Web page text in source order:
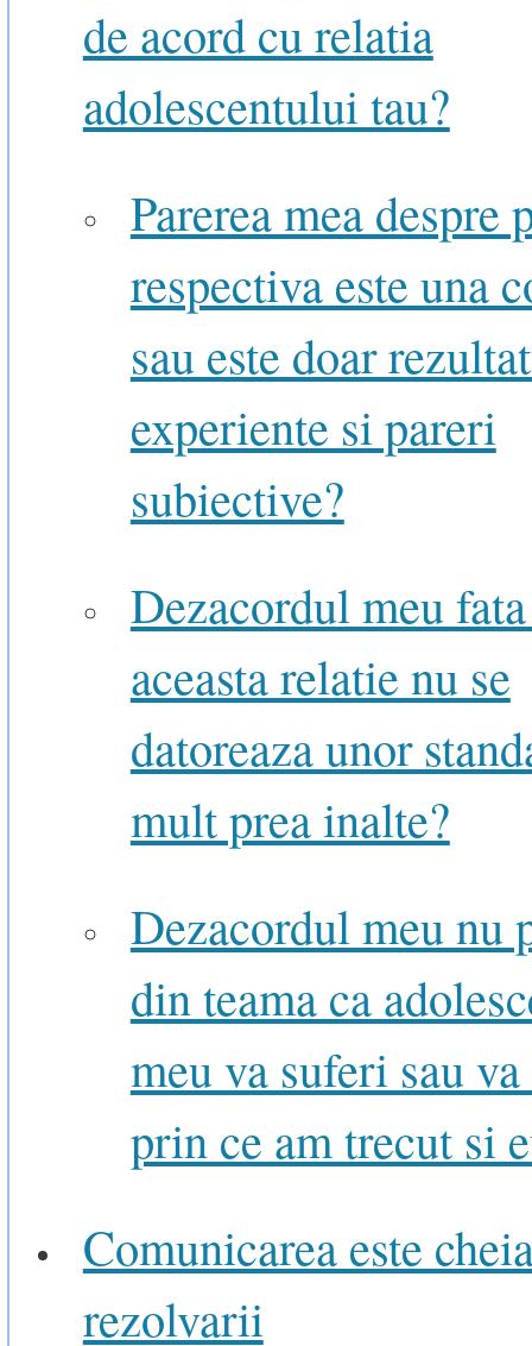
de acord cu relatia
adolescentului tau?
Parerea mea despre
respectiva este una
sau este doar
experiente si pareri
subiective?
Dezacordul meu
aceasta relatie nu se
datoreaza unor
mult prea inalte?
Dezacordul meu nu
din teama ca
meu va suferi sau
prin ce am trecut si
Comunicarea este
rezolvarii